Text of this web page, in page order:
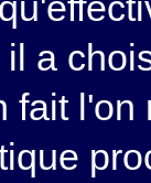
a
fait